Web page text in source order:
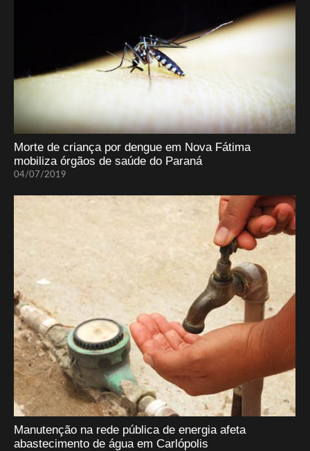
Morte de criança por dengue em Nova Fátima
mobiliza órgãos de saúde do Paraná
04/07/2019
Manutenção na rede pública de energia afeta
abastecimento de água em Carlópolis